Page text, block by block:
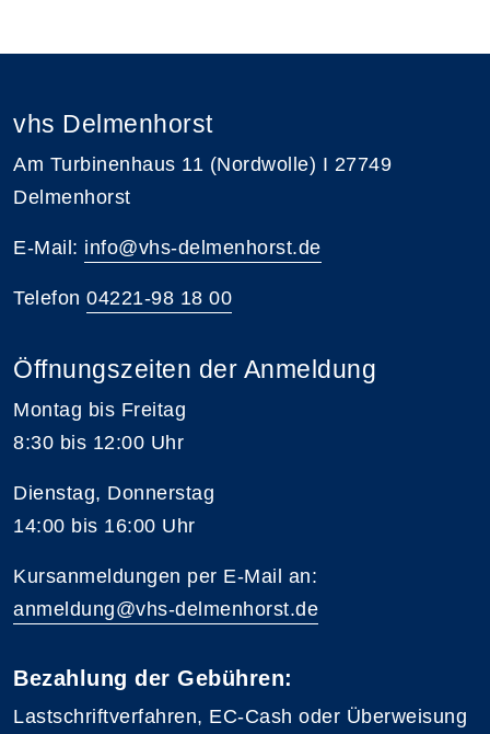
vhs Delmenhorst
Am Turbinenhaus 11 (Nordwolle) I 27749
Delmenhorst
E-Mail: info@vhs-delmenhorst.de
Telefon 04221-98 18 00
Öffnungszeiten der Anmeldung
Montag bis Freitag
8:30 bis 12:00 Uhr
Dienstag, Donnerstag
14:00 bis 16:00 Uhr
Kursanmeldungen per E-Mail an:
anmeldung@vhs-delmenhorst.de
Bezahlung der Gebühren:
Lastschriftverfahren, EC-Cash oder Überweisung